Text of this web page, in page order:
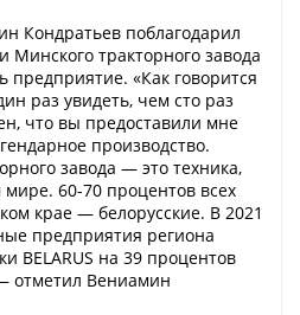
Кондратьев поблагодарил
тракторного завода
предприятие. «Как говорится
раз увидеть, чем сто раз
что вы предоставили мне
производство.
завода — это техника,
60-70 процентов всех
крае — белорусские. В 2021
предприятия региона
BELARUS на 39 процентов
отметил Вениамин